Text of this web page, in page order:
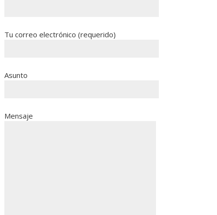
Tu correo electrónico (requerido)
Asunto
Mensaje